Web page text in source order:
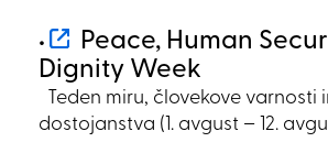
•
Peace, Human
Dignity Week
Teden miru, človekove varnosti
dostojanstva (1. avgust – 12.